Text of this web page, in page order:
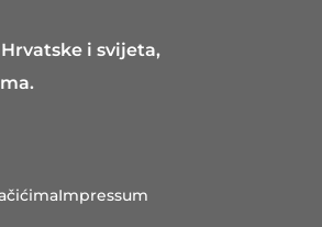
i svijeta,
Impressum